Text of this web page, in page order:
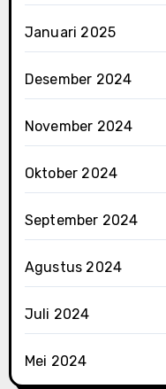
Januari 2025
Desember 2024
November 2024
Oktober 2024
September 2024
Agustus 2024
Juli 2024
Mei 2024